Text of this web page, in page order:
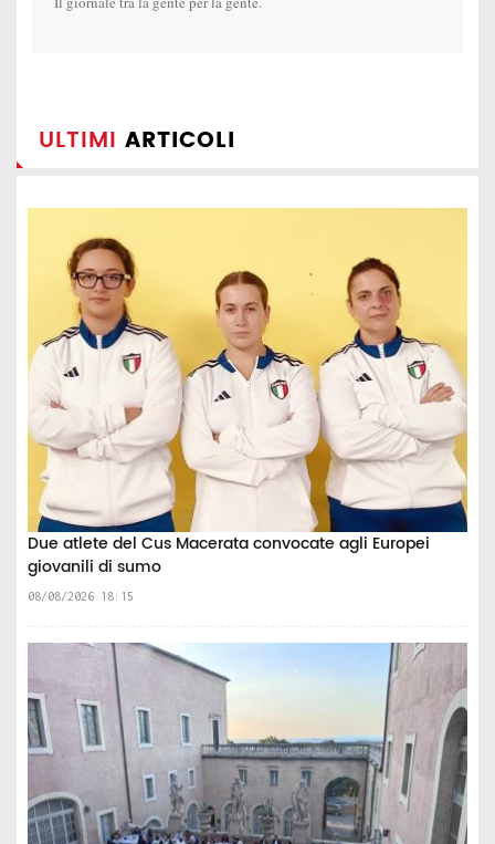
ULTIMI ARTICOLI
Due atlete del Cus Macerata convocate agli Europei
giovanili di sumo
08/08/2026 18:15